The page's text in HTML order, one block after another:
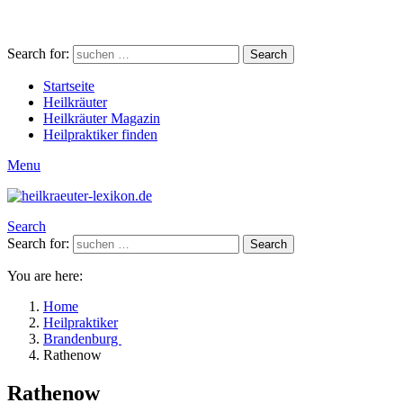
Search for: Search
Startseite
Heilkräuter
Heilkräuter Magazin
Heilpraktiker finden
Menu
Search
Search for:
Search
You are here:
Home
Heilpraktiker
Brandenburg
Rathenow
Rathenow